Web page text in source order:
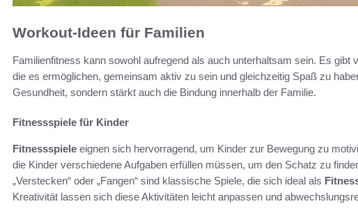
Workout-Ideen für Familien
Familienfitness kann sowohl aufregend als auch unterhaltsam sein. Es gibt
die es ermöglichen, gemeinsam aktiv zu sein und gleichzeitig Spaß zu
Gesundheit, sondern stärkt auch die Bindung innerhalb der Familie.
Fitnessspiele für Kinder
Fitnessspiele eignen sich hervorragend, um Kinder zur Bewegung zu
die Kinder verschiedene Aufgaben erfüllen müssen, um den Schatz zu
„Verstecken“ oder „Fangen“ sind klassische Spiele, die sich ideal als
Kreativität lassen sich diese Aktivitäten leicht anpassen und